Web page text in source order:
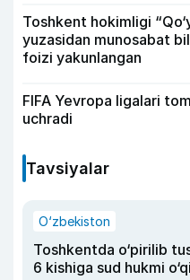
Toshkent hokimligi
yuzasidan munosabat
foizi yakunlangan
FIFA Yevropa ligalari
uchradi
Tavsiyalar
O‘zbekiston
Toshkentda o‘pirilib
6 kishiga sud hukmi